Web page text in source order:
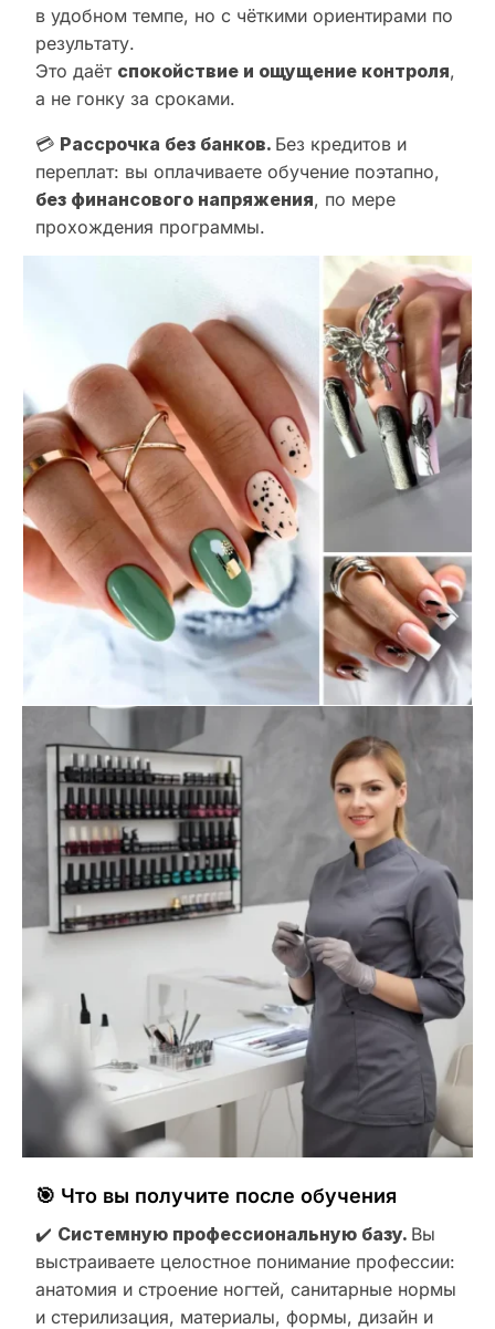
в удобном темпе, но с чёткими ориентирами по
результату.
Это даёт спокойствие и ощущение контроля,
а не гонку за сроками.
💳 Рассрочка без банков. Без кредитов и
переплат: вы оплачиваете обучение поэтапно,
без финансового напряжения, по мере
прохождения программы.
🎯 Что вы получите после обучения
✔️ Системную профессиональную базу. Вы
выстраиваете целостное понимание профессии:
анатомия и строение ногтей, санитарные нормы
и стерилизация, материалы, формы, дизайн и